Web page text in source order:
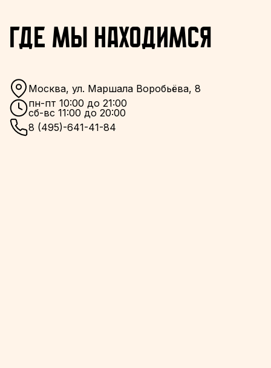
Где мы находимся
Москва, ул. Маршала Воробьёва, 8
пн-пт 10:00 до 21:00
сб-вс 11:00 до 20:00
8 (495)-641-41-84